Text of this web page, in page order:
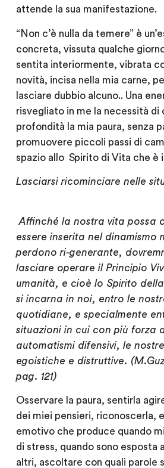
attende la sua manifestazione.
“Non c’è nulla da temere” è
concreta, vissuta qualche
sentita interiormente, vibrata
novità, incisa nella mia carne,
lasciare dubbio alcuno.. Una
risvegliato in me la necessità di
profondità la mia paura, senza
promuovere piccoli passi di
spazio allo Spirito di Vita che è
Lasciarsi ricominciare nelle
Affinché la nostra vita possa
essere inserita nel dinamismo
perdono ri-generante,
lasciare operare il Principio
umanità, e cioè lo Spirito
si incarna in noi, entro le
quotidiane, e specialmente
situazioni in cui con più forza
automatismi difensivi, le
egoistiche e distruttive.
pag. 121)
Osservare la paura, sentirla
dei miei pensieri, riconoscerla,
emotivo che produce quando
di stress, quando sono esposta
altri, ascoltare con quali parole